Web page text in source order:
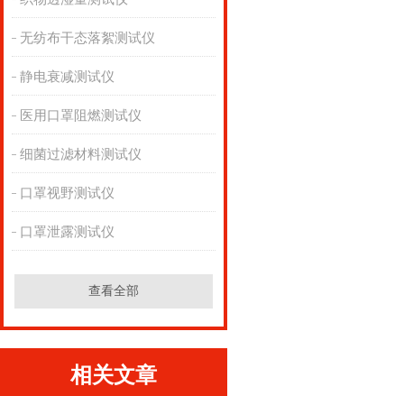
无纺布干态落絮测试仪
静电衰减测试仪
医用口罩阻燃测试仪
细菌过滤材料测试仪
口罩视野测试仪
口罩泄露测试仪
查看全部
相关文章